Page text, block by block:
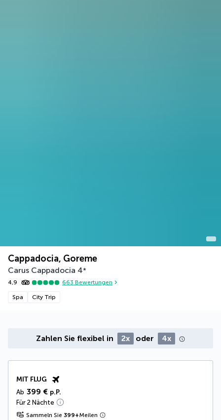
Cappadocia, Goreme
Carus Cappadocia 4*
4,9 663 Bewertungen
Spa City Trip
Zahlen Sie flexibel in 2x oder 4x
MIT FLUG
Ab 399 € p.P.
Für 2 Nächte
Sammeln Sie 399+Meilen